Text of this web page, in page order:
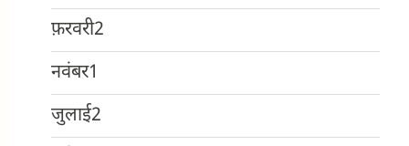
फ़रवरी2
नवंबर1
जुलाई2